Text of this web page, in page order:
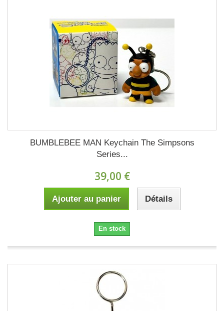
BUMBLEBEE MAN Keychain The Simpsons
Series...
39,00 €
Ajouter au panier Détails
En stock